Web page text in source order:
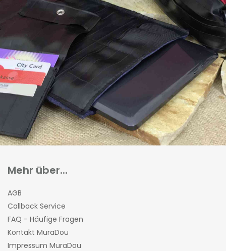
Mehr über...
AGB
Callback Service
FAQ - Häufige Fragen
Kontakt MuraDou
Impressum MuraDou